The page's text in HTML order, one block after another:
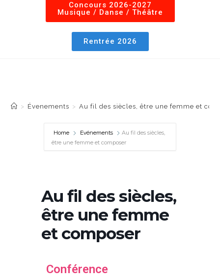
Concours 2026-2027
Musique / Danse / Théâtre
Rentrée 2026
> Évenements > Au fil des siècles, être une femme et
Home Evénements
Au fil des siècles,
être une femme et composer
Au fil des siècles,
être une femme
et composer
Conférence